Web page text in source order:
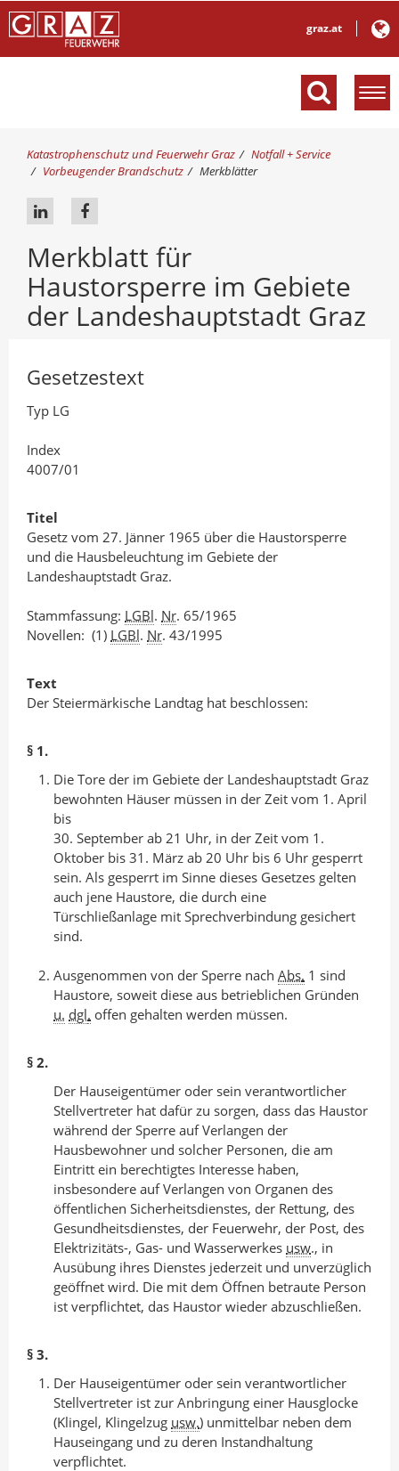
graz.at
M
e
S
i
d
h
r
Katastrophenschutz und Feuerwehr Graz
Notfall + Service
Vorbeugender Brandschutz
Merkblätter
A
f
L
i
n
e
d
I
n
t
i
l
e
A
f
F
a
c
b
l
e
Merkblatt für
Haustorsperre im Gebiete
der Landeshauptstadt Graz
Gesetzestext
Typ LG
Index
4007/01
Titel
Gesetz vom 27. Jänner 1965 über die Haustorsperre
und die Hausbeleuchtung im Gebiete der
Landeshauptstadt Graz.
Stammfassung: LGBl. Nr. 65/1965
Novellen: (1) LGBl. Nr. 43/1995
Text
Der Steiermärkische Landtag hat beschlossen:
§ 1.
Die Tore der im Gebiete der Landeshauptstadt Graz
bewohnten Häuser müssen in der Zeit vom 1. April
bis
30. September ab 21 Uhr, in der Zeit vom 1.
Oktober bis 31. März ab 20 Uhr bis 6 Uhr gesperrt
sein. Als gesperrt im Sinne dieses Gesetzes gelten
auch jene Haustore, die durch eine
Türschließanlage mit Sprechverbindung gesichert
sind.
Ausgenommen von der Sperre nach Abs. 1 sind
Haustore, soweit diese aus betrieblichen Gründen
u. dgl. offen gehalten werden müssen.
§ 2.
Der Hauseigentümer oder sein verantwortlicher
Stellvertreter hat dafür zu sorgen, dass das Haustor
während der Sperre auf Verlangen der
Hausbewohner und solcher Personen, die am
Eintritt ein berechtigtes Interesse haben,
insbesondere auf Verlangen von Organen des
öffentlichen Sicherheitsdienstes, der Rettung, des
Gesundheitsdienstes, der Feuerwehr, der Post, des
Elektrizitäts-, Gas- und Wasserwerkes usw., in
Ausübung ihres Dienstes jederzeit und unverzüglich
geöffnet wird. Die mit dem Öffnen betraute Person
ist verpflichtet, das Haustor wieder abzuschließen.
§ 3.
Der Hauseigentümer oder sein verantwortlicher
Stellvertreter ist zur Anbringung einer Hausglocke
(Klingel, Klingelzug usw.) unmittelbar neben dem
Hauseingang und zu deren Instandhaltung
verpflichtet.